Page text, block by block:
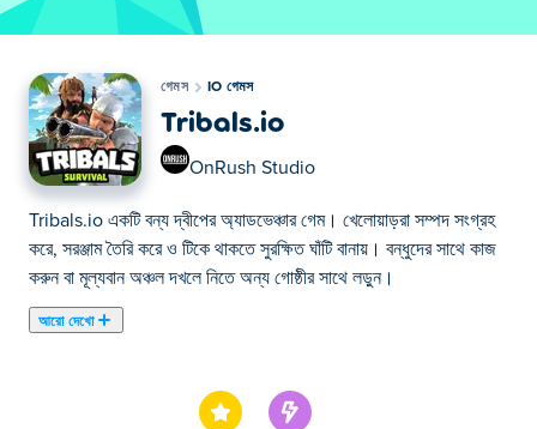
গেমস IO গেমস
Tribals.io
OnRush Studio
Tribals.io একটি বন্য দ্বীপের অ্যাডভেঞ্চার গেম। খেলোয়াড়রা সম্পদ সংগ্রহ
করে, সরঞ্জাম তৈরি করে ও টিকে থাকতে সুরক্ষিত ঘাঁটি বানায়। বন্ধুদের সাথে কাজ
করুন বা মূল্যবান অঞ্চল দখলে নিতে অন্য গোষ্ঠীর সাথে লড়ুন।
আরো দেখো